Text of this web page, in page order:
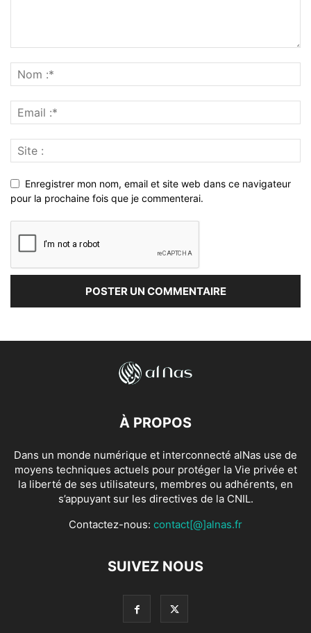
Enregistrer mon nom, email et site web dans ce navigateur
pour la prochaine fois que je commenterai.
À PROPOS
Dans un monde numérique et interconnecté alNas use de
moyens techniques actuels pour protéger la Vie privée et
la liberté de ses utilisateurs, membres ou adhérents, en
s’appuyant sur les directives de la CNIL.
Contactez-nous: contact[@]alnas.fr
SUIVEZ NOUS